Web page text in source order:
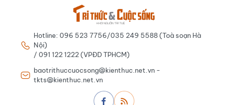
Hotline: 096 523 7756/035 249 5588 (Toà soạn Hà
Nội)
/ 091 122 1222 (VPĐD TPHCM)
baotrithuccuocsong@kienthuc.net.vn -
tkts@kienthuc.net.vn